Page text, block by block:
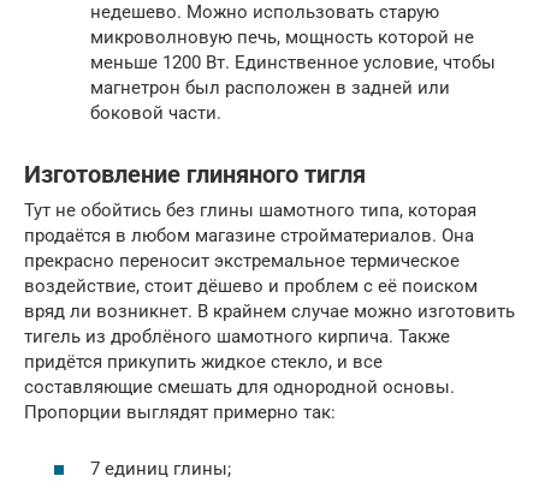
недешево. Можно использовать старую
микроволновую печь, мощность которой не
меньше 1200 Вт. Единственное условие, чтобы
магнетрон был расположен в задней или
боковой части.
Изготовление глиняного тигля
Тут не обойтись без глины шамотного типа, которая
продаётся в любом магазине стройматериалов. Она
прекрасно переносит экстремальное термическое
воздействие, стоит дёшево и проблем с её поиском
вряд ли возникнет. В крайнем случае можно изготовить
тигель из дроблёного шамотного кирпича. Также
придётся прикупить жидкое стекло, и все
составляющие смешать для однородной основы.
Пропорции выглядят примерно так:
7 единиц глины;